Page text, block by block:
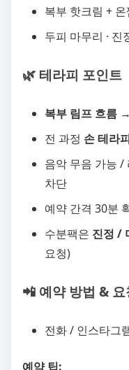
복부 핫크림 +
두피 마무리 ·
🌿 테라피 포인트
복부 림프 흐름
전 과정 손 테라
음악 무음 가능 /
차단
예약 간격 30분
수분팩은 진정 /
요청)
📲 예약 방법 & 요
전화 / 인스타그
예약 팁: